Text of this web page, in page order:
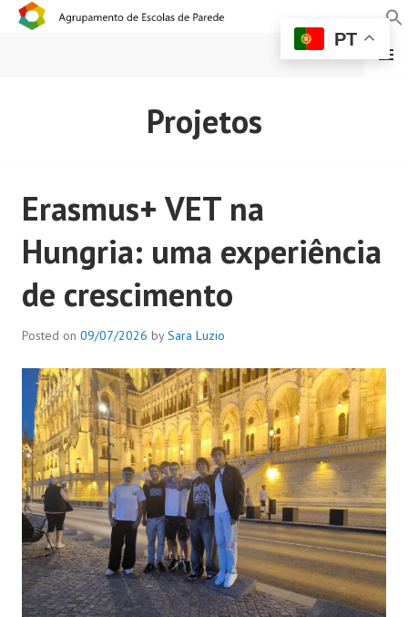
AGRUPAMENTO DE
MENU
Projetos
Erasmus+ VET na
Hungria: uma experiência
de crescimento
Posted on 09/07/2026 bySara Luzio
PT